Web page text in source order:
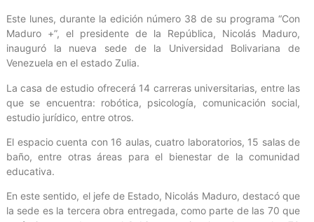
Este lunes, durante la edición número 38 de su programa “Con
Maduro +”, el presidente de la República, Nicolás Maduro,
inauguró la nueva sede de la Universidad Bolivariana de
Venezuela en el estado Zulia.
La casa de estudio ofrecerá 14 carreras universitarias, entre las
que se encuentra: robótica, psicología, comunicación social,
estudio jurídico, entre otros.
El espacio cuenta con 16 aulas, cuatro laboratorios, 15 salas de
baño, entre otras áreas para el bienestar de la comunidad
educativa.
En este sentido, el jefe de Estado, Nicolás Maduro, destacó que
la sede es la tercera obra entregada, como parte de las 70 que